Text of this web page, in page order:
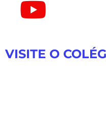
VISITE O